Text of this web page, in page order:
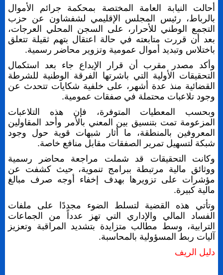
أحالت النيابة العامة المختصة بمحكمة جرائم الأموال
بالرباط، رئيس المجلس الإقليمي لشفشاون عن حزب
التجمع الوطني للأحرار، على السجن المحلي العرجات،
بعد أن قررت متابعته في حالة اعتقال بتهم ثقيلة تتعلق
باختلاس وتبديد أموال عمومية وتزوير محاضر رسمية.
وأكد مصدر مقرب أن قرار الإيداع جاء بعد استكمال
التحقيقات الأولية التي باشرتها الفرقة الوطنية للشرطة
القضائية منذ عدة أشهر، على خلفية شكايات تتحدث عن
وجود تلاعبات محتملة في صفقات عمومية.
وبحسب المعطيات المتوفرة، فإن هذه التلاعبات
المزعومة تمت بتنسيق بين المعني بالأمر وأحد المقاولين
المعروفين بالمنطقة، ما أثار شبهات قوية حول وجود
شبكة لتسهيل تمرير الصفقات مقابل منافع خاصة.
وكانت التحقيقات قد شملت مراجعة محاضر رسمية
ووثائق مالية مرتبطة ببرامج تنموية، حيث كشفت عن
مؤشرات على تزويرها بهدف إخفاء أوجه صرف مبالغ
مالية كبيرة.
وتأتي هذه القضية لتسلط الضوء مجددًا على ملفات
الفساد المالي والإداري التي تهز عدداً من الجماعات
الترابية، وسط مطالب متزايدة بتشديد المراقبة وتعزيز
آليات ربط المسؤولية بالمحاسبة.
دليل الريف